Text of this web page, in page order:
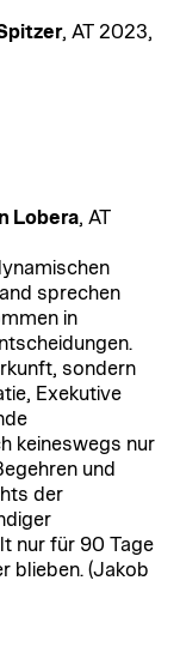
, AT 2023,
Lobera, AT
sprechen
in
sondern
Exekutive
keineswegs nur
und
der
nur für 90 Tage
blieben. (Jakob